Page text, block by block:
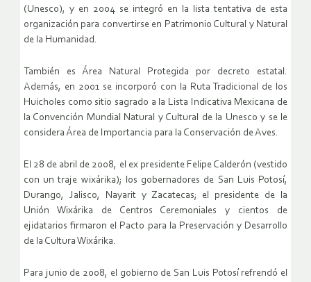
(Unesco), y en 2004 se integró en la lista tentativa de esta
organización para convertirse en Patrimonio Cultural y Natural
de la Humanidad.
También es Área Natural Protegida por decreto estatal.
Además, en 2001 se incorporó con la Ruta Tradicional de los
Huicholes como sitio sagrado a la Lista Indicativa Mexicana de
la Convención Mundial Natural y Cultural de la Unesco y se le
considera Área de Importancia para la Conservación de Aves.
El 28 de abril de 2008, el ex presidente Felipe Calderón (vestido
con un traje wixárika); los gobernadores de San Luis Potosí,
Durango, Jalisco, Nayarit y Zacatecas; el presidente de la
Unión Wixárika de Centros Ceremoniales y cientos de
ejidatarios firmaron el Pacto para la Preservación y Desarrollo
de la Cultura Wixárika.
Para junio de 2008, el gobierno de San Luis Potosí refrendó el